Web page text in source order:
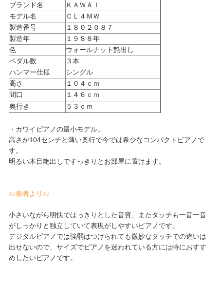
ブランド名
ＫＡＷＡＩ
モデル名
ＣＬ４ＭＷ
製造番号
１８０２０８７
製造年
１９８８年
色
ウォールナット艶出し
ペダル数
３本
ハンマー仕様
シングル
高さ
１０４ｃｍ
間口
１４６ｃｍ
奥行き
５３ｃｍ
・カワイピアノの最小モデル。
高さが104センチと薄い奥行で今では希少なコンパクトピアノで
す。
明るい木目艶出しですっきりとお部屋に置けます。
♪♪奏者より♪♪
小さいながら明快ではっきりとした音質、またタッチも一音一音
がしっかりと独立していて表現がしやすいピアノです。
デジタルピアノでは強弱はつけられても微妙なタッチでの違いは
出せないので、サイズでピアノを迷われている方には特におすす
めしたいピアノです。